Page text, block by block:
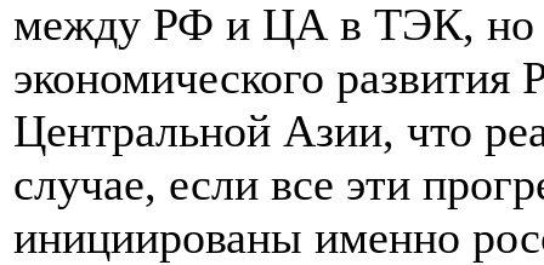
между РФ и ЦА в ТЭК, но
экономического развития
Центральной Азии, что
случае, если все эти
инициированы именно